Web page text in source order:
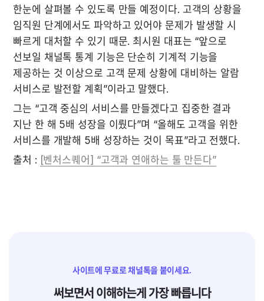
한눈에 살펴볼 수 있도록 만들 예정이다. 고객의 상황을
임직원 단계에서도 파악하고 있어야 문제가 발생할 시
빠르게 대처할 수 있기 때문. 최시원 대표는 “앞으로
선보일 채널톡 통계 기능은 단순히 기계적 기능을
제공하는 것 이상으로 고객 문제 상황에 대비하는 알람
서비스로 발전할 계획”이라고 말했다.
그는 “고객 중심의 서비스를 만들겠다고 집중한 결과
지난 한 해 5배 성장을 이뤘다”며 “올해도 고객을 위한
서비스를 개발해 5배 성장하는 것이 목표”라고 전했다.
출처 : [벤처스퀘어] “고객과 연애하는 툴 만든다”
사이트에 무료로 채널톡을 붙이세요.
써보면서 이해하는게 가장 빠릅니다